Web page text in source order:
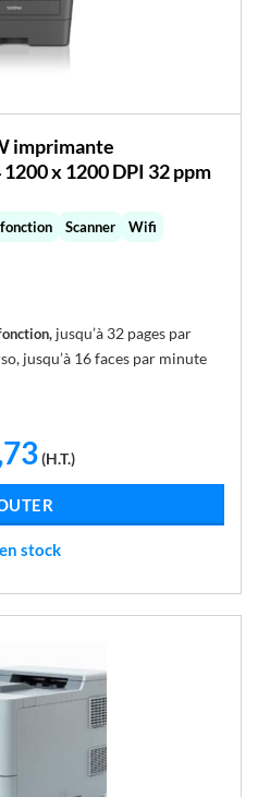
imprimante
x 1200 DPI 32 ppm
Scanner Wifi
jusqu’à 32 pages par
jusqu’à 16 faces par minute
prix
actuel
est :
€172,73.
(H.T.)
AU PANIER
en stock